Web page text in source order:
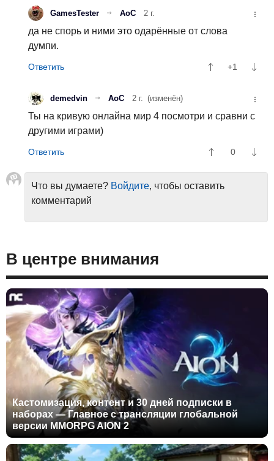
GamesTester АоС 2 г.
да не спорь и ними это одарённые от слова
думпи.
+1
demedvin АоС 2 г. (изменён)
Ты на кривую онлайна мир 4 посмотри и сравни с
другими играми)
0
Что вы думаете? Войдите, чтобы оставить
комментарий
В центре внимания
Кастомизация, контент и 30 дней подписки в
наборах — Главное с трансляции глобальной
версии MMORPG AION 2